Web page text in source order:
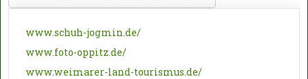
www.schuh-jogmin.de/
www.foto-oppitz.de/
www.weimarer-land-tourismus.de/